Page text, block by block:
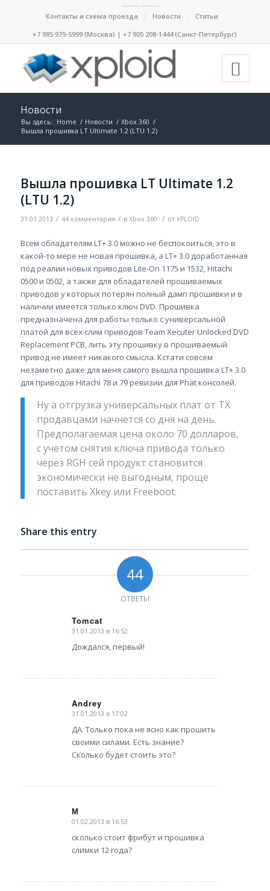
Контакты и схема проезда Новости
Статьи
+7 985 979-5999 (Москва) | +7 905 208-1444 (Санкт-Петербург)
Новости
Вы здесь: Home / Новости / Xbox 360 /
Вышла прошивка LT Ultimate 1.2 (LTU 1.2)
Вышла прошивка LT Ultimate 1.2
(LTU 1.2)
31.01.2013 / 44 комментария / в Xbox 360 / от xPLOID
Всем обладателям LT+ 3.0 можно не беспокоиться, это в
какой-то мере не новая прошивка, а LT+ 3.0 доработанная
под реалии новых приводов Lite-On 1175 и 1532, Hitachi
0500 и 0502, а также для обладателей прошиваемых
приводов у которых потерян полный дамп прошивки и в
наличии имеется только ключ DVD. Прошивка
предназначена для работы только с универсальной
платой для всех слим приводов Team Xecuter Unlocked DVD
Replacement PCB, лить эту прошивку в прошиваемый
привод не имеет никакого смысла. Кстати совсем
незаметно даже для меня самого вышла прошивка LT+ 3.0
для приводов Hitachi 78 и 79 ревизии для Phat консолей.
Ну а отгрузка универсальных плат от TX
продавцами начнется со дня на день.
Предполагаемая цена около 70 долларов,
с учетом снятия ключа привода только
через RGH сей продукт становится
экономически не выгодным, проще
поставить Xkey или Freeboot.
Share this entry
44
ОТВЕТЫ
Tomcat
says:
31.01.2013 в 16:52
Дождался, первый!
Andrey
says:
31.01.2013 в 17:02
ДА. Только пока не ясно как прошить
своими силами. Есть знание?
Сколько будет стоить это?
М
says:
01.02.2013 в 16:53
сколько стоит фрибут и прошивка
слимки 12 года?